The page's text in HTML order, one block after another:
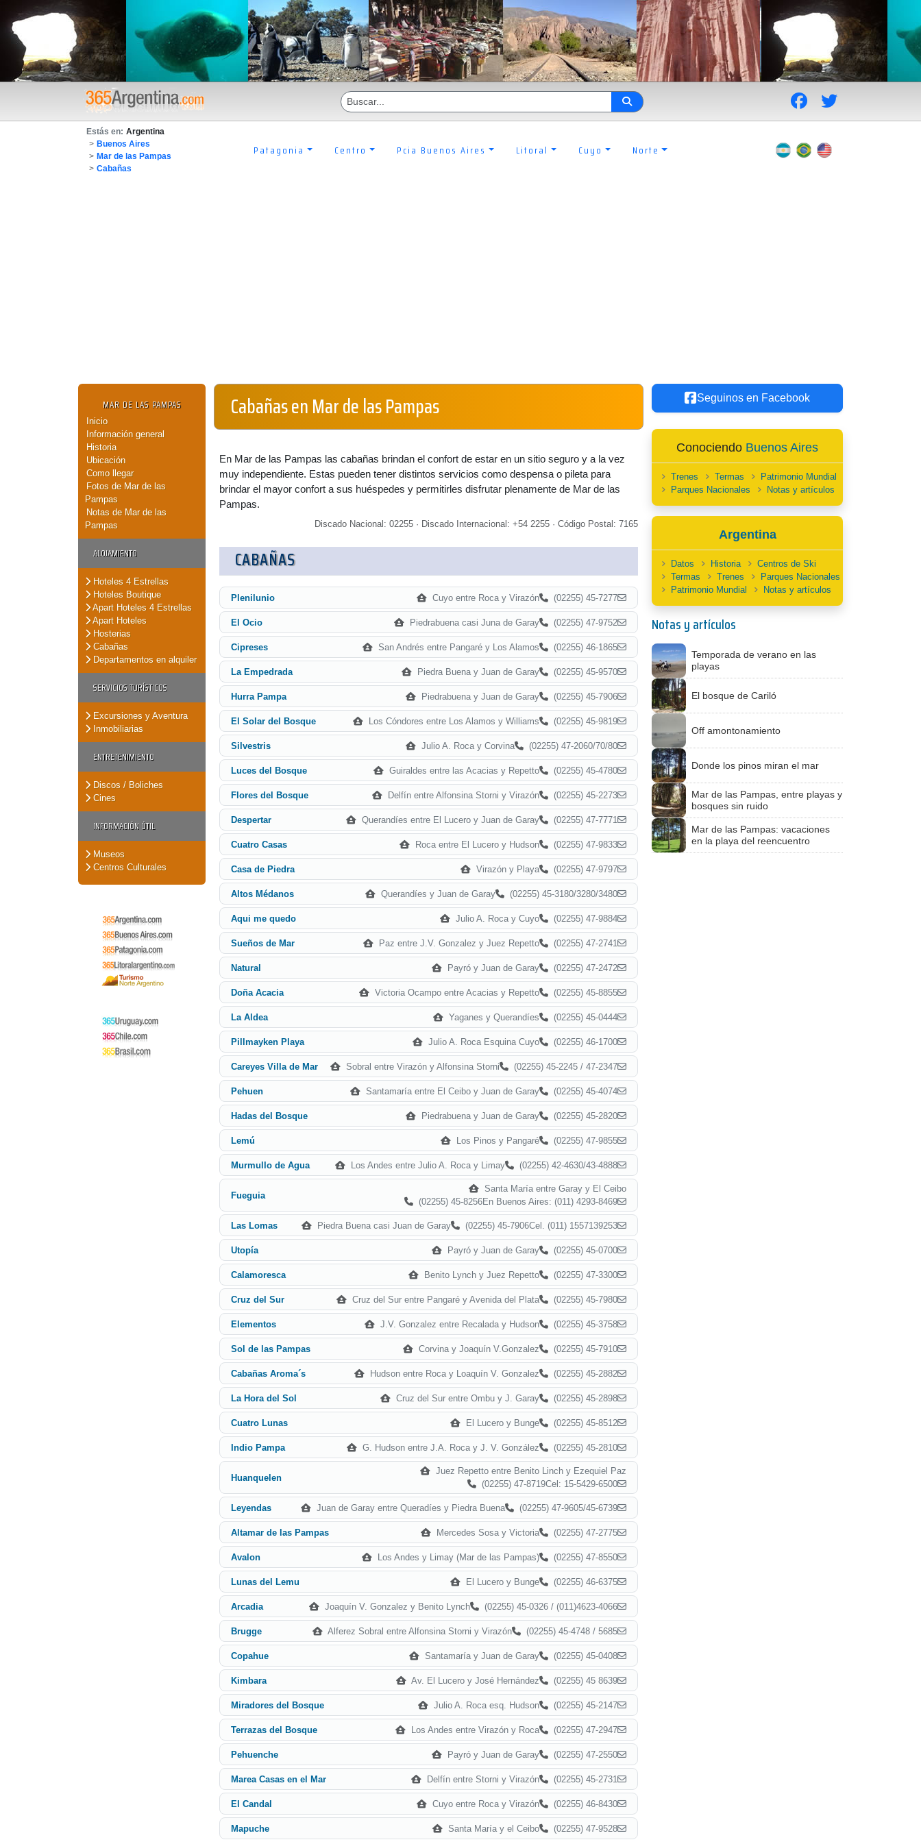
Estás en: Argentina
> Buenos Aires
> Mar de las Pampas
> Cabañas
Patagonia Centro Pcia Buenos Aires Litoral Cuyo Norte
MAR DE LAS PAMPAS
Inicio
Información general
Historia
Ubicación
Como llegar
Fotos de Mar de las
Pampas
Notas de Mar de las
Pampas
ALOJAMIENTO
Hoteles 4 Estrellas
Hoteles Boutique
Apart Hoteles 4 Estrellas
Apart Hoteles
Hosterias
Cabañas
Departamentos en alquiler
SERVICIOS TURÍSTICOS
Excursiones y Aventura
Inmobiliarias
ENTRETENIMIENTO
Discos / Boliches
Cines
INFORMACIÓN ÚTIL
Museos
Centros Culturales
Cabañas en Mar de las Pampas
En Mar de las Pampas las cabañas brindan el confort de estar en un sitio seguro y a la vez
muy independiente. Estas pueden tener distintos servicios como despensa o pileta para
brindar el mayor confort a sus huéspedes y permitirles disfrutar plenamente de Mar de las
Pampas.
Discado Nacional: 02255 · Discado Internacional: +54 2255 · Código Postal: 7165
CABAÑAS
Plenilunio Cuyo entre Roca y Virazón (02255) 45-7277
El Ocio Piedrabuena casi Juna de Garay (02255) 47-9752
Cipreses San Andrés entre Pangaré y Los Alamos (02255) 46-1865
La Empedrada Piedra Buena y Juan de Garay (02255) 45-9570
Hurra Pampa Piedrabuena y Juan de Garay (02255) 45-7906
El Solar del Bosque Los Cóndores entre Los Alamos y Williams (02255) 45-9819
Silvestris Julio A. Roca y Corvina (02255) 47-2060/70/80
Luces del Bosque Guiraldes entre las Acacias y Repetto (02255) 45-4780
Flores del Bosque Delfín entre Alfonsina Storni y Virazón (02255) 45-2273
Despertar Querandíes entre El Lucero y Juan de Garay (02255) 47-7771
Cuatro Casas Roca entre El Lucero y Hudson (02255) 47-9833
Casa de Piedra Virazón y Playa (02255) 47-9797
Altos Médanos Querandíes y Juan de Garay (02255) 45-3180/3280/3480
Aqui me quedo Julio A. Roca y Cuyo (02255) 47-9884
Sueños de Mar Paz entre J.V. Gonzalez y Juez Repetto (02255) 47-2741
Natural Payró y Juan de Garay (02255) 47-2472
Doña Acacia Victoria Ocampo entre Acacias y Repetto (02255) 45-8855
La Aldea Yaganes y Querandíes (02255) 45-0444
Pillmayken Playa Julio A. Roca Esquina Cuyo (02255) 46-1700
Careyes Villa de Mar Sobral entre Virazón y Alfonsina Storni (02255) 45-2245 / 47-2347
Pehuen Santamaría entre El Ceibo y Juan de Garay (02255) 45-4074
Hadas del Bosque Piedrabuena y Juan de Garay (02255) 45-2820
Lemú Los Pinos y Pangaré (02255) 47-9855
Murmullo de Agua Los Andes entre Julio A. Roca y Limay (02255) 42-4630/43-4888
Fueguia
Santa María entre Garay y El Ceibo
(02255) 45-8256En Buenos Aires: (011) 4293-8469
Las Lomas Piedra Buena casi Juan de Garay (02255) 45-7906Cel. (011) 1557139253
Utopía Payró y Juan de Garay (02255) 45-0700
Calamoresca Benito Lynch y Juez Repetto (02255) 47-3300
Cruz del Sur Cruz del Sur entre Pangaré y Avenida del Plata (02255) 45-7980
Elementos J.V. Gonzalez entre Recalada y Hudson (02255) 45-3758
Sol de las Pampas Corvina y Joaquín V.Gonzalez (02255) 45-7910
Cabañas Aroma´s Hudson entre Roca y Loaquín V. Gonzalez (02255) 45-2882
La Hora del Sol Cruz del Sur entre Ombu y J. Garay (02255) 45-2898
Cuatro Lunas El Lucero y Bunge (02255) 45-8512
Indio Pampa G. Hudson entre J.A. Roca y J. V. González (02255) 45-2810
Huanquelen
Juez Repetto entre Benito Linch y Ezequiel Paz
(02255) 47-8719Cel: 15-5429-6500
Leyendas Juan de Garay entre Queradíes y Piedra Buena (02255) 47-9605/45-6739
Altamar de las Pampas Mercedes Sosa y Victoria (02255) 47-2775
Avalon Los Andes y Limay (Mar de las Pampas) (02255) 47-8550
Lunas del Lemu El Lucero y Bunge (02255) 46-6375
Arcadia Joaquín V. Gonzalez y Benito Lynch (02255) 45-0326 / (011)4623-4066
Brugge Alferez Sobral entre Alfonsina Storni y Virazón (02255) 45-4748 / 5685
Copahue Santamaría y Juan de Garay (02255) 45-0408
Kimbara Av. El Lucero y José Hernández (02255) 45 8639
Miradores del Bosque Julio A. Roca esq. Hudson (02255) 45-2147
Terrazas del Bosque Los Andes entre Virazón y Roca (02255) 47-2947
Pehuenche Payró y Juan de Garay (02255) 47-2550
Marea Casas en el Mar Delfín entre Storni y Virazón (02255) 45-2731
El Candal Cuyo entre Roca y Virazón (02255) 46-8430
Mapuche Santa María y el Ceibo (02255) 47-9528
Seguinos en Facebook
Conociendo Buenos Aires
Trenes Termas
Patrimonio Mundial
Parques Nacionales
Notas y artículos
Argentina
Datos Historia
Centros de Ski
Termas
Trenes
Parques Nacionales
Patrimonio Mundial
Notas y artículos
Notas y artículos
Temporada de verano en las
playas
El bosque de Cariló
Off amontonamiento
Donde los pinos miran el mar
Mar de las Pampas, entre playas y
bosques sin ruido
Mar de las Pampas: vacaciones
en la playa del reencuentro